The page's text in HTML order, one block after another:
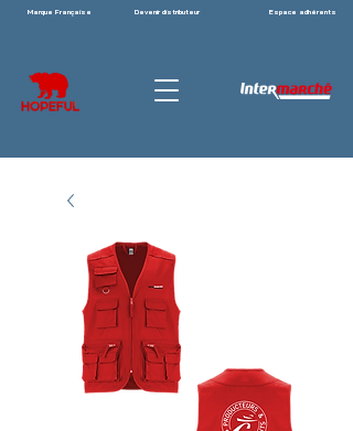
Marque Française Devenir distributeur Espace adhérents